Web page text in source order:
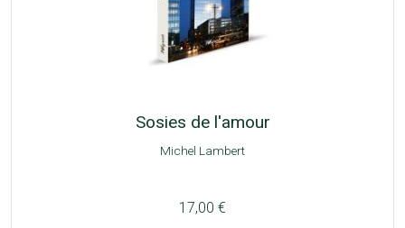
Sosies de l'amour
Michel Lambert
17,00 €